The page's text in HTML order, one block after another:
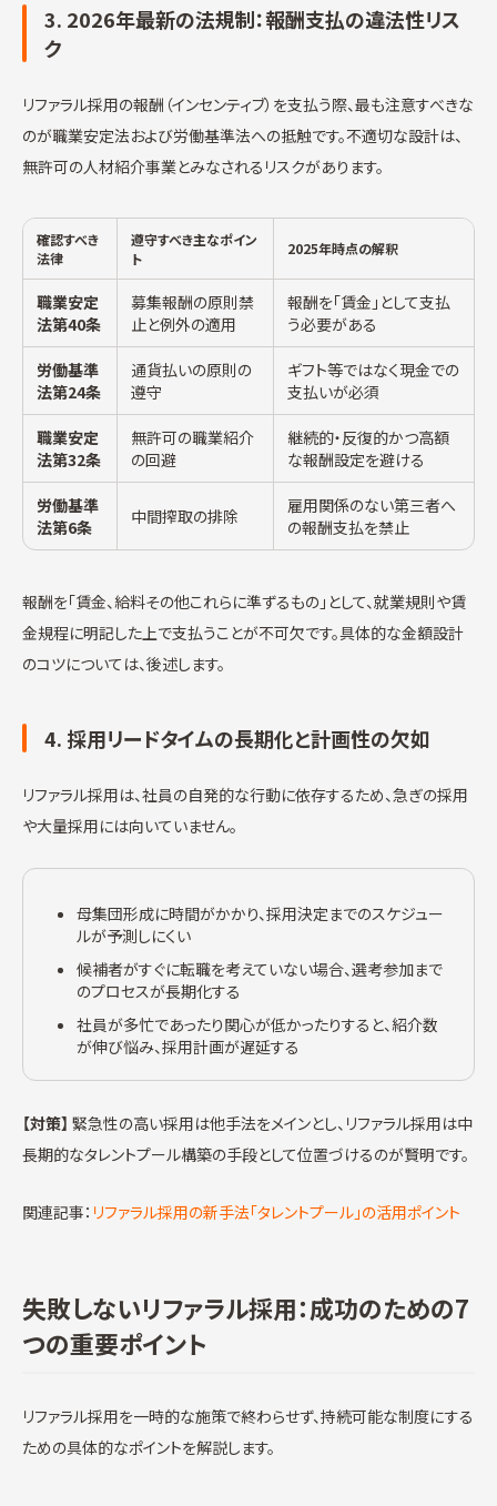
3. 2026年最新の法規制：報酬支払の違法性リス
ク
リファラル採用の報酬（インセンティブ）を支払う際、最も注意すべきな
のが職業安定法および労働基準法への抵触です。不適切な設計は、
無許可の人材紹介事業とみなされるリスクがあります。
確認すべき
法律
遵守すべき主なポイン
ト
2025年時点の解釈
職業安定
法第40条
募集報酬の原則禁
止と例外の適用
報酬を「賃金」として支払
う必要がある
労働基準
法第24条
通貨払いの原則の
遵守
ギフト等ではなく現金での
支払いが必須
職業安定
法第32条
無許可の職業紹介
の回避
継続的・反復的かつ高額
な報酬設定を避ける
労働基準
法第6条
中間搾取の排除
雇用関係のない第三者へ
の報酬支払を禁止
報酬を「賃金、給料その他これらに準ずるもの」として、就業規則や賃
金規程に明記した上で支払うことが不可欠です。具体的な金額設計
のコツについては、後述します。
4. 採用リードタイムの長期化と計画性の欠如
リファラル採用は、社員の自発的な行動に依存するため、急ぎの採用
や大量採用には向いていません。
母集団形成に時間がかかり、採用決定までのスケジュー
ルが予測しにくい
候補者がすぐに転職を考えていない場合、選考参加まで
のプロセスが長期化する
社員が多忙であったり関心が低かったりすると、紹介数
が伸び悩み、採用計画が遅延する
【対策】 緊急性の高い採用は他手法をメインとし、リファラル採用は中
長期的なタレントプール構築の手段として位置づけるのが賢明です。
関連記事： リファラル採用の新手法「タレントプール」の活用ポイント
失敗しないリファラル採用：成功のための7
つの重要ポイント
リファラル採用を一時的な施策で終わらせず、持続可能な制度にする
ための具体的なポイントを解説します。